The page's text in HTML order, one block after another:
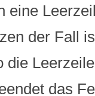
eine
der Fall
die
das